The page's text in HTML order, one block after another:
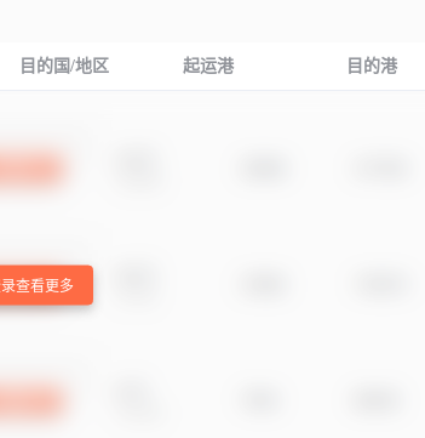
目的国/地区 起运港 目的港
查看更多